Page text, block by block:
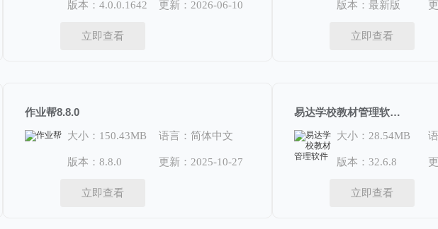
版本：4.0.0.1642 更新：2026-06-10
立即查看
版本：最新版
立即查看
作业帮8.8.0
大小：150.43MB 语言：简体中文
版本：8.8.0 更新：2025-10-27
立即查看
易达学校教材管理软件32.6.8
大小：28.54MB
版本：32.6.8
立即查看